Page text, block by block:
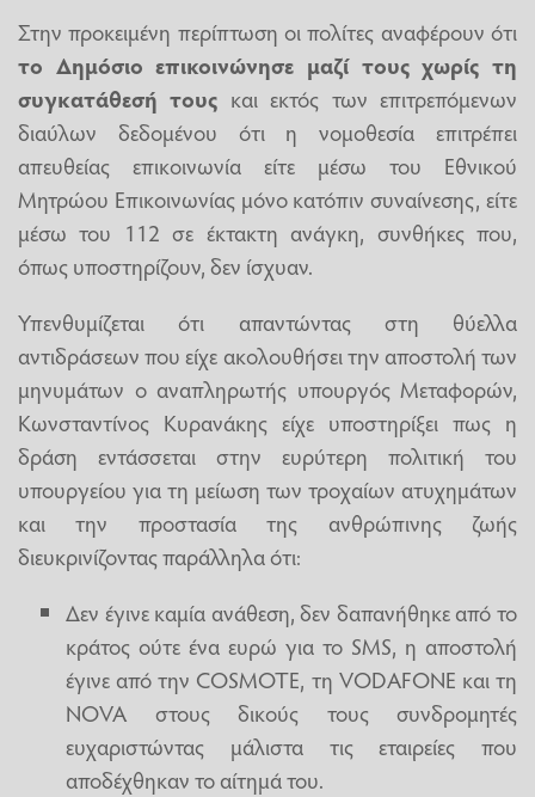
Στην προκειμένη περίπτωση οι πολίτες αναφέρουν ότι
το Δημόσιο επικοινώνησε μαζί τους χωρίς τη
συγκατάθεσή τους και εκτός των επιτρεπόμενων
διαύλων δεδομένου ότι η νομοθεσία επιτρέπει
απευθείας επικοινωνία είτε μέσω του Εθνικού
Μητρώου Επικοινωνίας μόνο κατόπιν συναίνεσης, είτε
μέσω του 112 σε έκτακτη ανάγκη, συνθήκες που,
όπως υποστηρίζουν, δεν ίσχυαν.
Υπενθυμίζεται ότι απαντώντας στη θύελλα
αντιδράσεων που είχε ακολουθήσει την αποστολή των
μηνυμάτων ο αναπληρωτής υπουργός Μεταφορών,
Κωνσταντίνος Κυρανάκης είχε υποστηρίξει πως η
δράση εντάσσεται στην ευρύτερη πολιτική του
υπουργείου για τη μείωση των τροχαίων ατυχημάτων
και την προστασία της ανθρώπινης ζωής
διευκρινίζοντας παράλληλα ότι:
Δεν έγινε καμία ανάθεση, δεν δαπανήθηκε από το
κράτος ούτε ένα ευρώ για το SMS, η αποστολή
έγινε από την COSMOTE, τη VODAFONE και τη
NOVA στους δικούς τους συνδρομητές
ευχαριστώντας μάλιστα τις εταιρείες που
αποδέχθηκαν το αίτημά του.